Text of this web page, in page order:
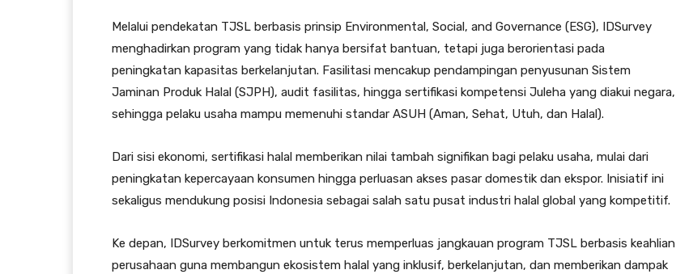
Melalui pendekatan TJSL berbasis prinsip Environmental, Social, and Governance (ESG), IDSurvey
menghadirkan program yang tidak hanya bersifat bantuan, tetapi juga berorientasi pada
peningkatan kapasitas berkelanjutan. Fasilitasi mencakup pendampingan penyusunan Sistem
Jaminan Produk Halal (SJPH), audit fasilitas, hingga sertifikasi kompetensi Juleha yang diakui negara,
sehingga pelaku usaha mampu memenuhi standar ASUH (Aman, Sehat, Utuh, dan Halal).
Dari sisi ekonomi, sertifikasi halal memberikan nilai tambah signifikan bagi pelaku usaha, mulai dari
peningkatan kepercayaan konsumen hingga perluasan akses pasar domestik dan ekspor. Inisiatif ini
sekaligus mendukung posisi Indonesia sebagai salah satu pusat industri halal global yang kompetitif.
Ke depan, IDSurvey berkomitmen untuk terus memperluas jangkauan program TJSL berbasis keahlian
perusahaan guna membangun ekosistem halal yang inklusif, berkelanjutan, dan memberikan dampak